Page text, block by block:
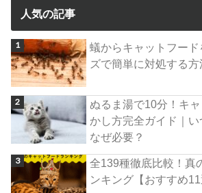
人気の記事
蟻からキャットフー
ズで簡単に対処する方
ぬるま湯で10分！キ
かし方完全ガイド｜い
なぜ必要？
全139種徹底比較！真
ンキング【おすすめ11